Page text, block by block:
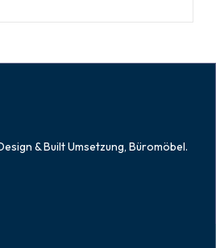
& Built Umsetzung, Büromöbel.